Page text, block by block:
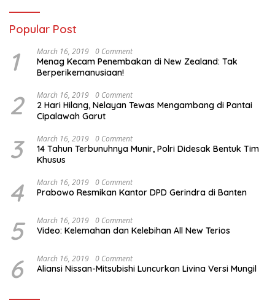
Popular Post
1 March 16, 2019 0 Comment
Menag Kecam Penembakan di New Zealand: Tak
Berperikemanusiaan!
2 March 16, 2019 0 Comment
2 Hari Hilang, Nelayan Tewas Mengambang di Pantai
Cipalawah Garut
3 March 16, 2019 0 Comment
14 Tahun Terbunuhnya Munir, Polri Didesak Bentuk Tim
Khusus
4 March 16, 2019 0 Comment
Prabowo Resmikan Kantor DPD Gerindra di Banten
5 March 16, 2019 0 Comment
Video: Kelemahan dan Kelebihan All New Terios
6 March 16, 2019 0 Comment
Aliansi Nissan-Mitsubishi Luncurkan Livina Versi Mungil